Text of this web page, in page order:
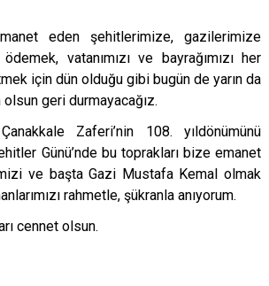
eden şehitlerimize, gazilerimize
vatanımızı ve bayrağımızı her
için dün olduğu gibi bugün de yarın da
geri durmayacağız.
Zaferi’nin 108. yıldönümünü
Günü’nde bu toprakları bize emanet
ve başta Gazi Mustafa Kemal olmak
rahmetle, şükranla anıyorum.
cennet olsun.